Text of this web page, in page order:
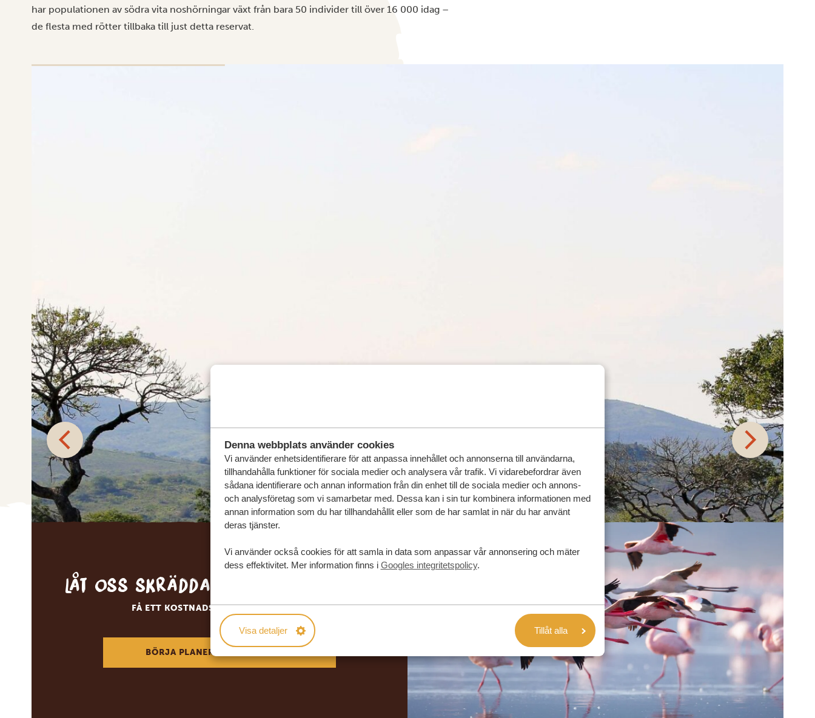
Denna webbplats använder cookies
Vi använder enhetsidentifierare för att anpassa innehållet och annonserna till användarna,
tillhandahålla funktioner för sociala medier och analysera vår trafik. Vi vidarebefordrar även
sådana identifierare och annan information från din enhet till de sociala medier och annons-
och analysföretag som vi samarbetar med. Dessa kan i sin tur kombinera informationen med
annan information som du har tillhandahållit eller som de har samlat in när du har använt
deras tjänster.
Vi använder också cookies för att samla in data som anpassar vår annonsering och mäter
dess effektivitet. Mer information finns i Googles integritetspolicy.
Visa detaljer Tillåt alla
har populationen av södra vita noshörningar växt från bara 50 individer till över 16 000 idag –
de flesta med rötter tillbaka till just detta reservat.
Låt oss skräddarsy din drömresa
FÅ ETT KOSTNADSFRITT RESEFÖRSLAG
BÖRJA PLANERA DIN DRÖMRESA